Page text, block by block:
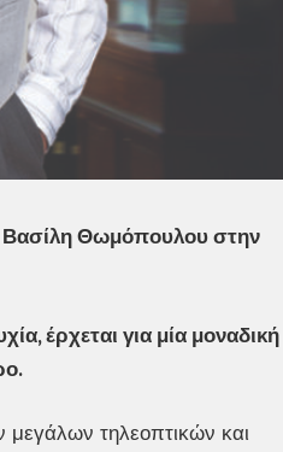
Βασίλη Θωμόπουλου στην
έρχεται για μία μοναδική
μεγάλων τηλεοπτικών και